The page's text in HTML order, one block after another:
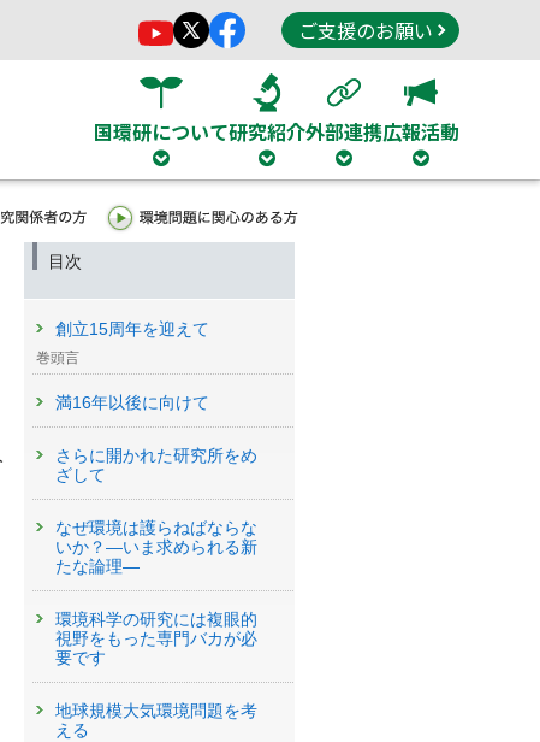
ご支援のお願い
国環研について研究紹介外部連携広報活動
目次
創立15周年を迎えて
巻頭言
満16年以後に向けて
さらに開かれた研究所をめ
ざして
なぜ環境は護らねばならな
いか？—いま求められる新
たな論理—
環境科学の研究には複眼的
視野をもった専門バカが必
要です
地球規模大気環境問題を考
える